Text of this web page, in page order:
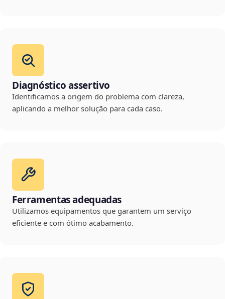
Diagnóstico assertivo
Identificamos a origem do problema com clareza,
aplicando a melhor solução para cada caso.
Ferramentas adequadas
Utilizamos equipamentos que garantem um serviço
eficiente e com ótimo acabamento.